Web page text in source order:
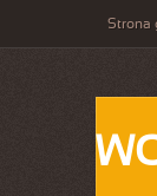
Strona